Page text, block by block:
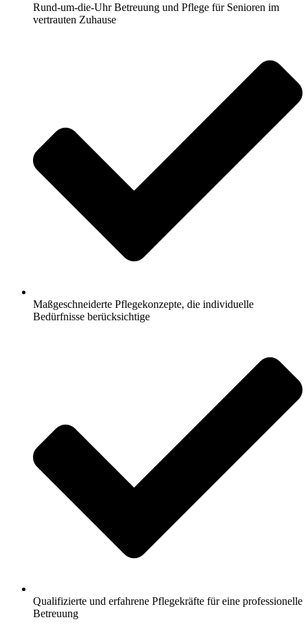
Rund-um-die-Uhr Betreuung und Pflege für Senioren im
vertrauten Zuhause
Maßgeschneiderte Pflegekonzepte, die individuelle
Bedürfnisse berücksichtige
Qualifizierte und erfahrene Pflegekräfte für eine professionelle
Betreuung